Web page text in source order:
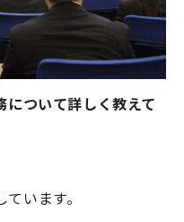
について詳しく教えて
います。